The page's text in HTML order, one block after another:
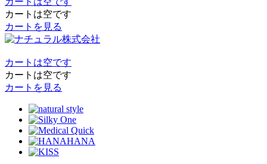
カートは空です
カートを見る
カートは空です
カートは空です
カートを見る